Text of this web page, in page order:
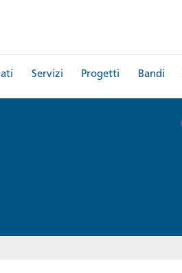
Servizi Progetti Bandi